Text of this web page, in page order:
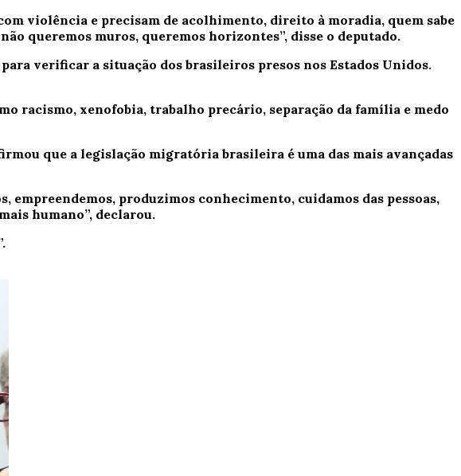
violência e precisam de acolhimento, direito à moradia, quem sabe
queremos muros, queremos horizontes”, disse o deputado.
verificar a situação dos brasileiros presos nos Estados Unidos.
racismo, xenofobia, trabalho precário, separação da família e medo
que a legislação migratória brasileira é uma das mais avançadas
empreendemos, produzimos conhecimento, cuidamos das pessoas,
humano”, declarou.